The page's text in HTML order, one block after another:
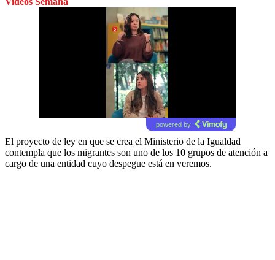
powered by
El proyecto de ley en que se crea el Ministerio de la Igualdad
contempla que los migrantes son uno de los 10 grupos de atención a
cargo de una entidad cuyo despegue está en veremos.